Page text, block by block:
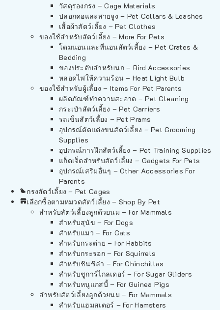
วัสดุรองกรง – Cage Materials
ปลอกคอและสายจูง – Pet Collars & Leashes
เสื้อผ้าสัตว์เลี้ยง – Pet Clothes
ของใช้สำหรับสัตว์เลี้ยง – More For Pets
โดมนอนและที่นอนสัตว์เลี้ยง – Pet Crates &
Bedding
ของประดับสำหรับนก – Bird Accessories
หลอดไฟให้ความร้อน – Heat Light Bulb
ของใช้สำหรับผู้เลี้ยง – Items For Pet Parents
ผลิตภัณฑ์ทำความสะอาด – Pet Cleaning
กระเป๋าสัตว์เลี้ยง – Pet Carriers
รถเข็นสัตว์เลี้ยง – Pet Prams
อุปกรณ์ตัดแต่งขนสัตว์เลี้ยง – Pet Grooming
Supplies
อุปกรณ์การฝึกสัตว์เลี้ยง – Pet Training Supplies
แก็ดเจ็ตสำหรับสัตว์เลี้ยง – Gadgets For Pets
อุปกรณ์เสริมอื่นๆ – Other Accessories For
Parents
กรงสัตว์เลี้ยง – Pet Cages
เลือกซื้อตามหมวดสัตว์เลี้ยง – Shop By Pet
สำหรับสัตว์เลี้ยงลูกด้วยนม – For Mammals
สำหรับสุนัข – For Dogs
สำหรับแมว – For Cats
สำหรับกระต่าย – For Rabbits
สำหรับกระรอก – For Squirrels
สำหรับชินชิล่า – For Chinchillas
สำหรับชูการ์ไกลเดอร์ – For Sugar Gliders
สำหรับหนูแกสบี้ – For Guinea Pigs
สำหรับสัตว์เลี้ยงลูกด้วยนม – For Mammals
สำหรับแฮมสเตอร์ – For Hamsters